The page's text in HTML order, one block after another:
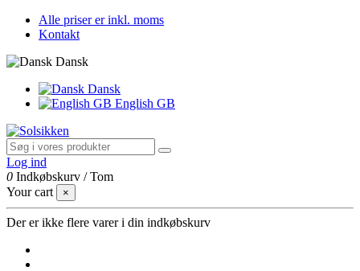
Alle priser er inkl. moms
Kontakt
Dansk
Dansk
English GB
Log ind
0 Indkøbskurv /Tom
Your cart
×
Der er ikke flere varer i din indkøbskurv